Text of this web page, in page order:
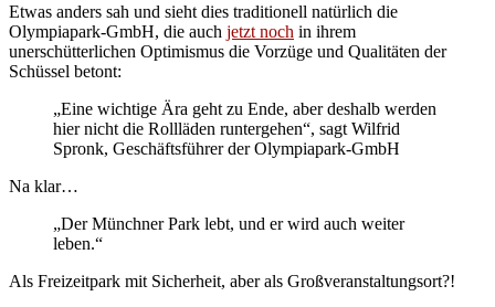
Etwas anders sah und sieht dies traditionell natürlich die
Olympiapark-GmbH, die auch jetzt noch in ihrem
unerschütterlichen Optimismus die Vorzüge und Qualitäten der
Schüssel betont:
„Eine wichtige Ära geht zu Ende, aber deshalb werden
hier nicht die Rollläden runtergehen“, sagt Wilfrid
Spronk, Geschäftsführer der Olympiapark-GmbH
Na klar…
„Der Münchner Park lebt, und er wird auch weiter
leben.“
Als Freizeitpark mit Sicherheit, aber als Großveranstaltungsort?!